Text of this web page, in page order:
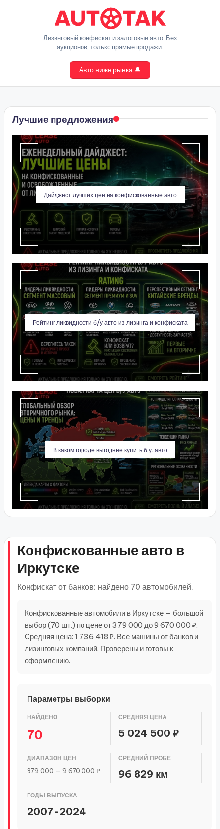
содержимому
A
t
o
T
a
k
Лизинговый конфискат и залоговые авто. Без
аукционов, только прямые продажи.
Авто ниже рынка 🔔
Лучшие предложения
Дайджест лучших цен на конфискованные авто
Рейтинг ликвидности б/у авто из лизинга и конфиската
В каком городе выгоднее купить б.у. авто
Конфискованные авто в
Иркутске
Конфискат от банков: найдено 70 автомобилей.
Конфискованные автомобили в Иркутске — большой
выбор (70 шт.) по цене от 379 000 до 9 670 000 ₽.
Средняя цена: 1 736 418 ₽. Все машины от банков и
лизинговых компаний. Проверены и готовы к
оформлению.
Параметры выборки
НАЙДЕНО
70
СРЕДНЯЯ ЦЕНА
5 024 500 ₽
ДИАПАЗОН ЦЕН
379 000 — 9 670 000 ₽
СРЕДНИЙ ПРОБЕ
96 829 км
ГОДЫ ВЫПУСКА
2007-2024